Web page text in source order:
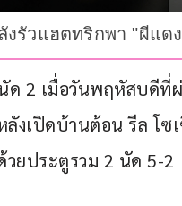
รัวแฮตทริกพา "ผีแด
2 เมื่อวันพฤหัสบดีที่
งเปิดบ้านต้อน รีล โ
วยประตูรวม 2 นัด 5-2